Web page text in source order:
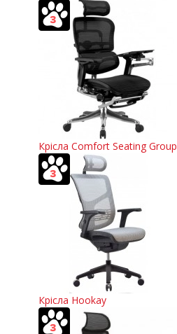
Крісла Comfort Seating Group
Крісла Hookay